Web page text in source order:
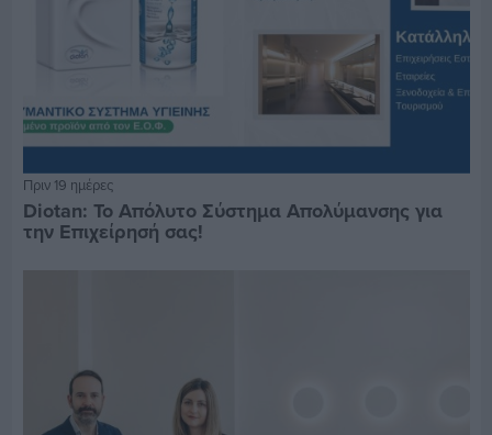
Πριν 19 ημέρες
Diotan: Το Απόλυτο Σύστημα Απολύμανσης για
την Επιχείρησή σας!